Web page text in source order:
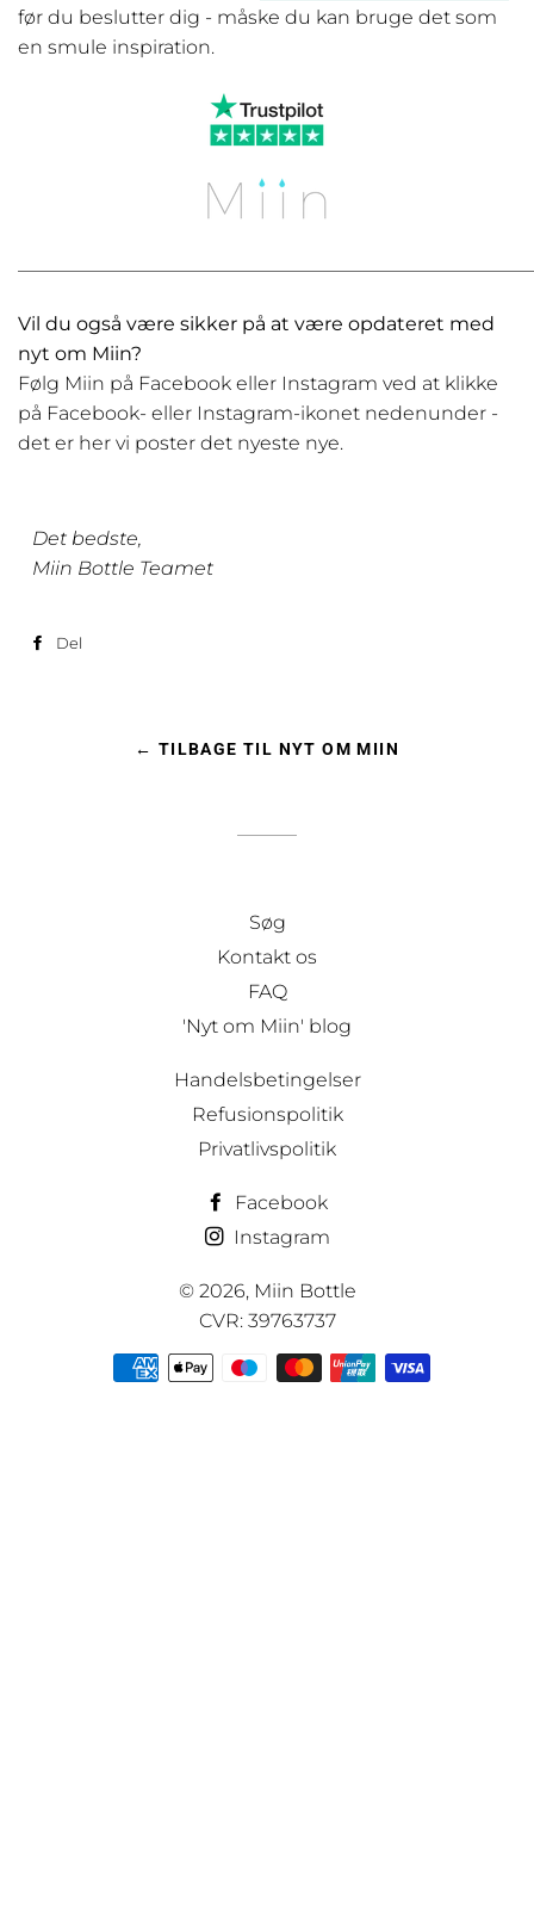
før du beslutter dig - måske du kan bruge det som
en smule inspiration.
Vil du også være sikker på at være opdateret med
nyt om Miin?
Følg Miin på Facebook eller Instagram ved at klikke
på Facebook- eller Instagram-ikonet nedenunder -
det er her vi poster det nyeste nye.
Det bedste,
Miin Bottle Teamet
Del
← TILBAGE TIL NYT OM MIIN
Søg
Kontakt os
FAQ
'Nyt om Miin' blog
Handelsbetingelser
Refusionspolitik
Privatlivspolitik
Facebook
Instagram
© 2026, Miin Bottle
CVR: 39763737
Betalingsmetoder